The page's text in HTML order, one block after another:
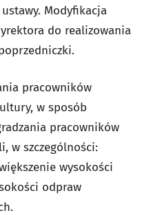
Modyfikacja
do realizowania
pracowników
w sposób
pracowników
w szczególności:
wysokości
odpraw